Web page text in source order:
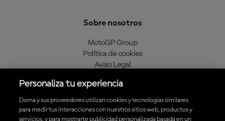
Sobre nosotros
MotoGP Group
Política de cookies
Aviso Legal
Política de compra
Personaliza tu experiencia
Dorna y sus proveedores utilizan cookies y tecnologías similares
para medir tus interacciones con nuestros sitios web, productos y
servicios, y para mostrarte publicidad personalizada basada en un